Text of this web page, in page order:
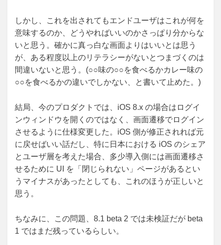
しかし、これを出されてもエンドユーザはこれが何を
意味するのか、どうやればいいのかさっぱり分からな
いと思う。確かに真っ白な画面よりはいいとは思う
が、ある程度以上のリテラシーがないとつまづくのは
間違いないと思う。(○○味の○○を食べるかカレー味の
○○を食べるかの違いでしかない、と書いて止めた。)
結局、今のプロダクトでは、iOS 8.x の場合はログイ
ンウィンドウを開くのではなく、画面遷移でログイン
させるように仕様変更した。iOS 側が修正されれば元
に戻せばいい話だし、特に日本における iOS のシェア
とユーザ層を考えた場合、多少導入側には画面遷移さ
せるために UI を「閉じられない」ページがあるとい
うマイナスがあったとしても、これのほうが正しいと
思う。
ちなみに、この問題、8.1 beta 2 では未検証だが beta
1 ではまだ残っているらしい。